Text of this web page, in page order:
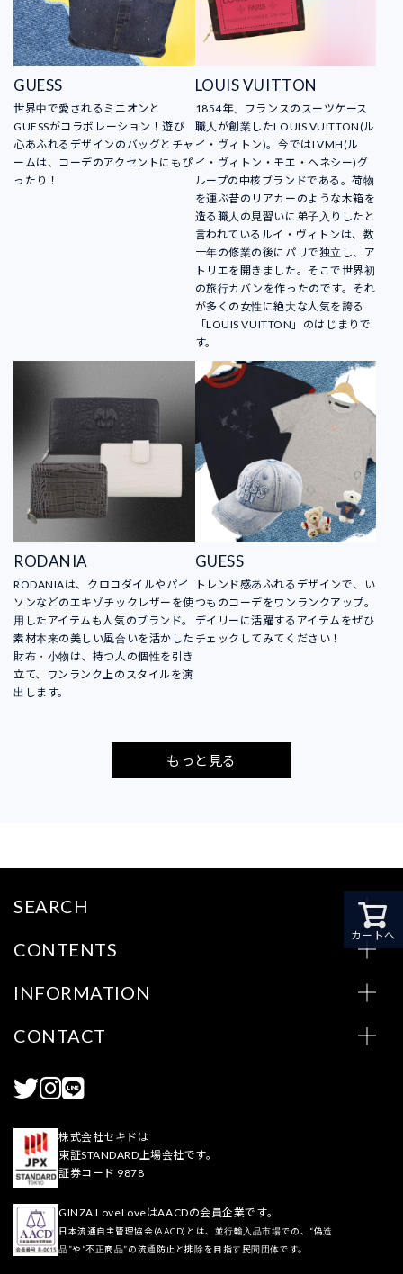
GUESS
世界中で愛されるミニオンと
GUESSがコラボレーション！遊び
心あふれるデザインのバッグとチャ
ームは、コーデのアクセントにもぴ
ったり！
LOUIS VUITTON
1854年、フランスのスーツケース
職人が創業したLOUIS VUITTON(ル
イ・ヴィトン)。今ではLVMH(ル
イ・ヴィトン・モエ・ヘネシー)グ
ループの中核ブランドである。荷物
を運ぶ昔のリアカーのような木箱を
造る職人の見習いに弟子入りしたと
言われているルイ・ヴィトンは、数
十年の修業の後にパリで独立し、ア
トリエを開きました。そこで世界初
の旅行カバンを作ったのです。それ
が多くの女性に絶大な人気を誇る
「LOUIS VUITTON」のはじまりで
す。
RODANIA
RODANIAは、クロコダイルやパイ
ソンなどのエキゾチックレザーを使
用したアイテムも人気のブランド。
素材本来の美しい風合いを活かした
財布・小物は、持つ人の個性を引き
立て、ワンランク上のスタイルを演
出します。
GUESS
トレンド感あふれるデザインで、い
つものコーデをワンランクアップ。
デイリーに活躍するアイテムをぜひ
チェックしてみてください！
もっと見る
カートへ
SEARCH
CONTENTS
INFORMATION
CONTACT
株式会社セキドは
東証STANDARD上場会社です。
証券コード 9878
GINZA LoveLoveはAACDの会員企業です。
日本流通自主管理協会(AACD)とは、並行輸入品市場での、“偽造
品”や“不正商品”の流通防止と排除を目指す民間団体です。